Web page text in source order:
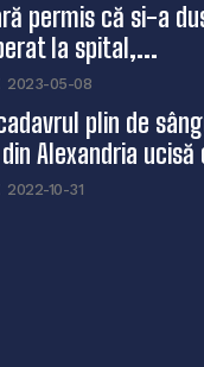
permis că si-a
la spital,...
2023-05-08
plin de
Alexandria ucisă
2022-10-31